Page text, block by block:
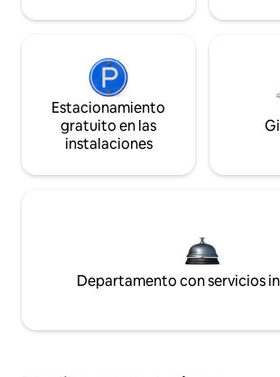
Estacionamiento
gratuito en las
instalaciones
Departamento con servicios